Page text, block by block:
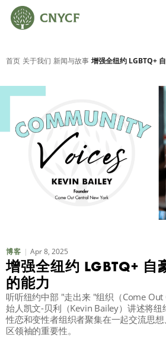
首页 关于我们 新闻与故事 增强全纽约 LGBTQ+
博客 Apr 8, 2025
增强全纽约 LGBTQ+ 自
的能力
听听纽约中部 "走出来 "组织（Come
始人凯文-贝利（Kevin Bailey）讲述将纽
性恋和变性者组织者聚集在一起交流思
区领袖的重要性。